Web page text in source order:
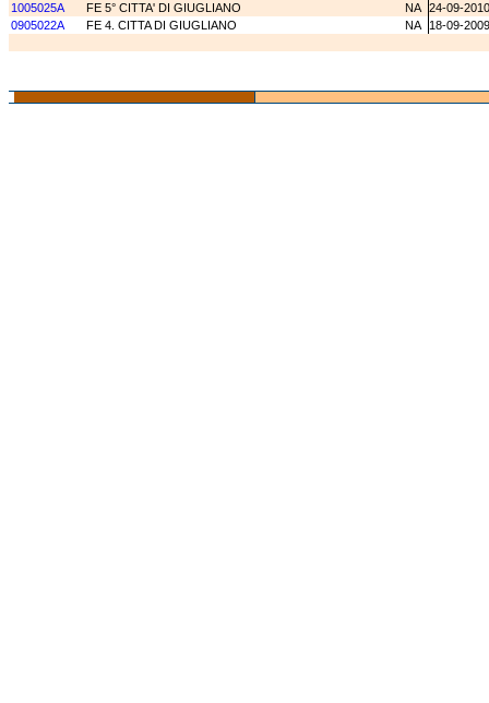
1005025A
FE 5° CITTA' DI GIUGLIANO NA 24-09-2010
0905022A
FE 4. CITTA DI GIUGLIANO NA 18-09-2009